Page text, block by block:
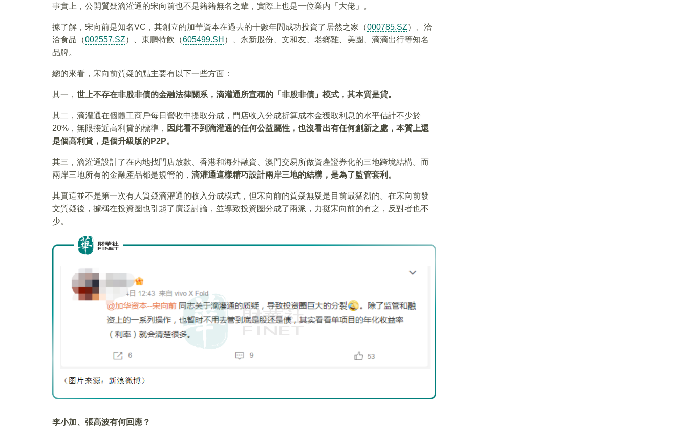
事實上，公開質疑滴灌通的宋向前也不是籍籍無名之輩，實際上也是一位業内「大佬」。
據了解，宋向前是知名VC，其創立的加華資本在過去的十數年間成功投資了居然之家（000785.SZ）、洽
洽食品（002557.SZ）、東鵬特飲（605499.SH ）、永新股份、文和友、老鄉雞、美團、滴滴出行等知名
品牌。
總的來看，宋向前質疑的點主要有以下一些方面：
其一， 世上不存在非股非債的金融法律關系，滴灌通所宣稱的「非股非債」模式，其本質是貸。
其二，滴灌通在個體工商戶每日營收中提取分成，門店收入分成折算成本金獲取利息的水平估計不少於
20%，無限接近高利貸的標準， 因此看不到滴灌通的任何公益屬性，也沒看出有任何創新之處，本質上還
是個高利貸，是個升級版的P2P。
其三，滴灌通設計了在内地找門店放款、香港和海外融資、澳門交易所做資產證券化的三地跨境結構。而
兩岸三地所有的金融產品都是規管的， 滴灌通這樣精巧設計兩岸三地的結構，是為了監管套利。
其實這並不是第一次有人質疑滴灌通的收入分成模式，但宋向前的質疑無疑是目前最猛烈的。在宋向前發
文質疑後，據稱在投資圈也引起了廣泛討論，並導致投資圈分成了兩派，力挺宋向前的有之，反對者也不
少。
李小加、張高波有何回應？